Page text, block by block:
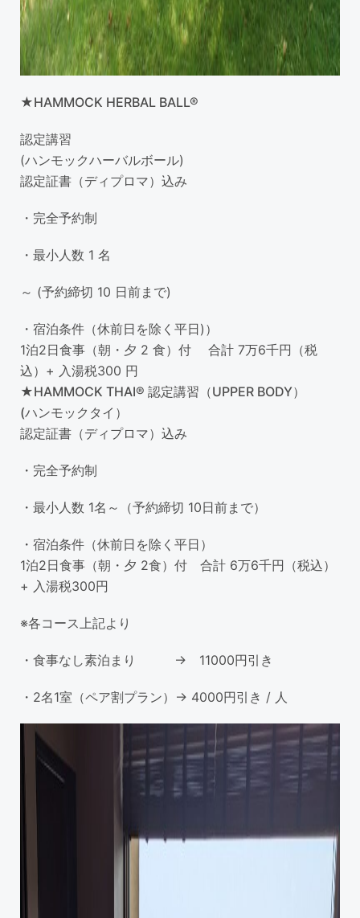
★HAMMOCK HERBAL BALL®
認定講習
(ハンモックハーバルボール)
認定証書（ディプロマ）込み
・完全予約制
・最小人数 1 名
～ (予約締切 10 日前まで)
・宿泊条件（休前日を除く平日)）
1泊2日食事（朝・夕 2 食）付 合計 7万6千円（税
込）+ 入湯税300 円
★HAMMOCK THAI® 認定講習（UPPER BODY）
(ハンモックタイ）
認定証書（ディプロマ）込み
・完全予約制
・最小人数 1名～（予約締切 10日前まで）
・宿泊条件（休前日を除く平日）
1泊2日食事（朝・夕 2食）付 合計 6万6千円（税込）
+ 入湯税300円
※各コース上記より
・食事なし素泊まり → 11000円引き
・2名1室（ペア割プラン）→ 4000円引き / 人